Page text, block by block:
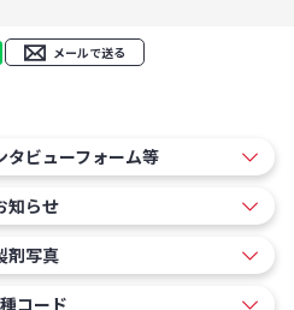
メールで送る
タビューフォーム等
知らせ
剤写真
コード